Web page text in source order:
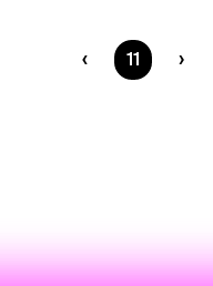
Ste na
11